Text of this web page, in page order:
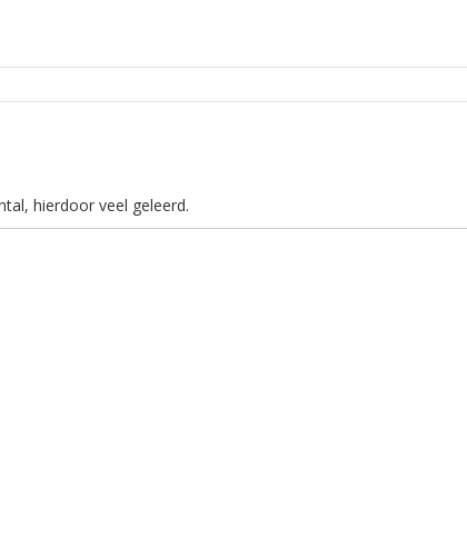
hierdoor veel geleerd.